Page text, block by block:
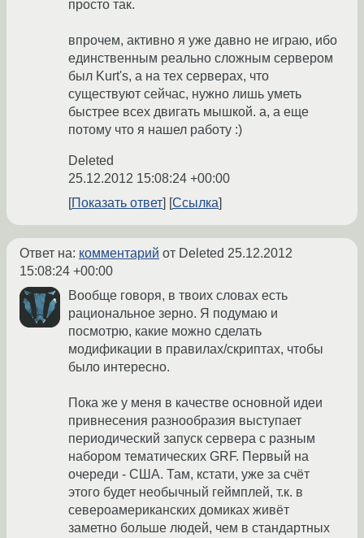
просто так.
впрочем, активно я уже давно не играю, ибо
единственным реально сложным сервером
был Kurt's, а на тех серверах, что
существуют сейчас, нужно лишь уметь
быстрее всех двигать мышкой. а, а еще
потому что я нашел работу :)
Deleted
25.12.2012 15:08:24 +00:00
Показать ответ
Ссылка
Ответ на: комментарий от Deleted 25.12.2012
15:08:24 +00:00
Вообще говоря, в твоих словах есть
рациональное зерно. Я подумаю и
посмотрю, какие можно сделать
модификации в правилах/скриптах, чтобы
было интересно.
Пока же у меня в качестве основной идеи
привнесения разнообразия выступает
периодический запуск сервера с разным
набором тематических GRF. Первый на
очереди - США. Там, кстати, уже за счёт
этого будет необычный геймплей, т.к. в
североамериканских домиках живёт
заметно больше людей, чем в стандартных